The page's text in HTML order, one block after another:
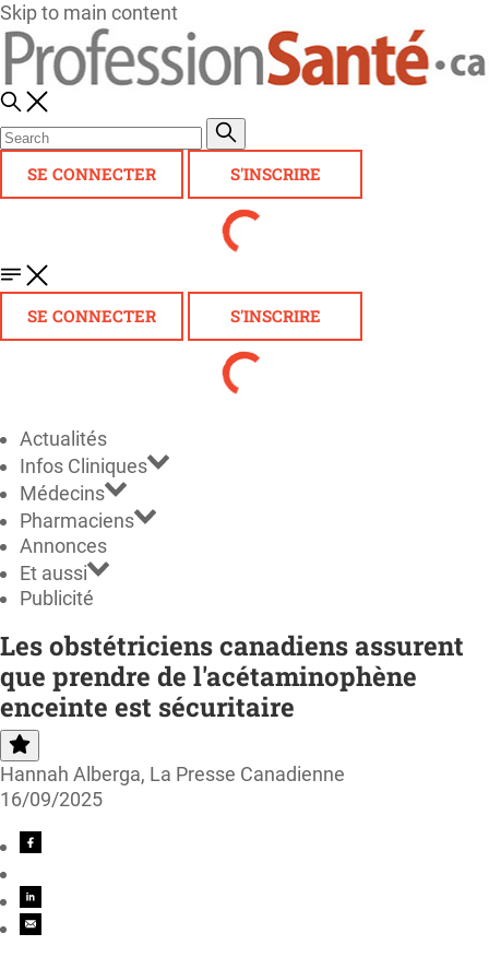
Skip to main content
SE CONNECTER S'INSCRIRE
SE CONNECTER S'INSCRIRE
Actualités
Infos Cliniques
Médecins
Pharmaciens
Annonces
Et aussi
Publicité
Les obstétriciens canadiens assurent
que prendre de l'acétaminophène
enceinte est sécuritaire
Hannah Alberga, La Presse Canadienne
16/09/2025